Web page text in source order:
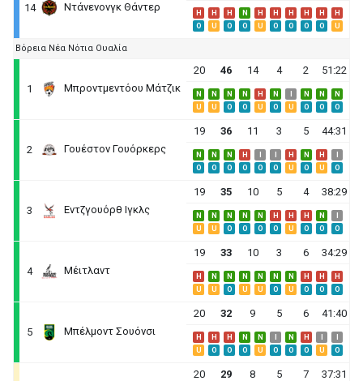
14 Ντάνενονγκ Θάντερ H H H N H H H H H
H
O
U O O U O O O O U
Βόρεια Νέα Νότια Ουαλία
1 Μπροντμεντόου Μάτζικ
20 46 14 4 2 51:22
N N N N H N N N
N
U
U O O U O U O O O
2 Γουέστον Γουόρκερς
19 36 11 3 5 44:31
N N N H H N H
O
O O O O O U O U O
3 Εντζγουόρθ Ιγκλς
19 35 10 5 4 38:29
N N N N N H H H N
U
U O O O O U O O O
4 Μέιτλαντ
19 33 10 3 6 34:29
H N N N N N N H H
H
U
U O U U O U O O O
5 Μπέλμοντ Σουόνσι
20 32 9 5 6 41:40
H H H N N N H
U
O O O U O O O U O
20 29 8 5 7 37:31